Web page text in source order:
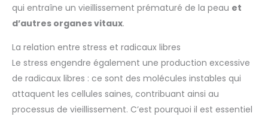
qui entraîne un vieillissement prématuré de la peau et
d’autres organes vitaux.
La relation entre stress et radicaux libres
Le stress engendre également une production excessive
de radicaux libres : ce sont des molécules instables qui
attaquent les cellules saines, contribuant ainsi au
processus de vieillissement. C’est pourquoi il est essentiel